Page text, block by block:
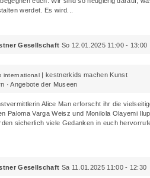
werdet. Es wird...
Gesellschaft So 12.01.2025 11:00 - 13:00
international | kestnerkids machen Kunst
· Angebote der Museen
Alice Man erforscht ihr die
Paloma Varga Weisz und Monilola Olayemi
sicherlich viele Gedanken in euch
Gesellschaft Sa 11.01.2025 11:00 - 12:30